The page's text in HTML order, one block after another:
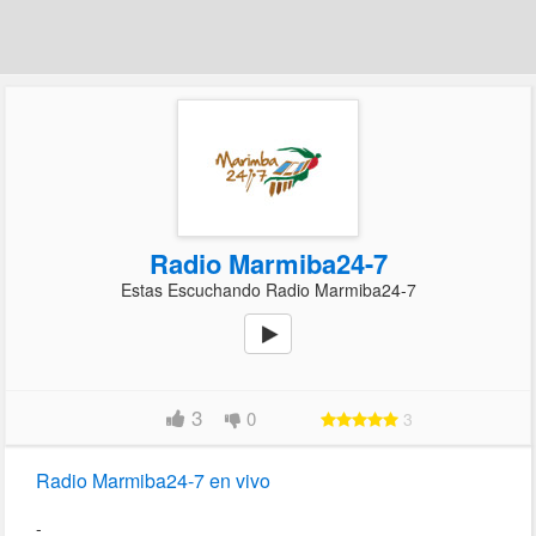
Radio Marmiba24-7
Estas Escuchando Radio Marmiba24-7
3 0 3
Radio Marmiba24-7 en vivo
-